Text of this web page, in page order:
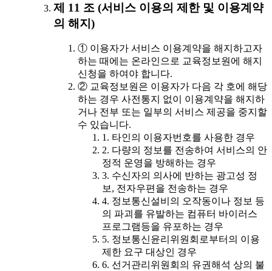
제 11 조 (서비스 이용의 제한 및 이용계약
의 해지)
① 이용자가 서비스 이용계약을 해지하고자
하는 때에는 온라인으로 교육정보원에 해지
신청을 하여야 합니다.
② 교육정보원은 이용자가 다음 각 호에 해당
하는 경우 사전통지 없이 이용계약을 해지하
거나 전부 또는 일부의 서비스 제공을 중지할
수 있습니다.
1. 타인의 이용자번호를 사용한 경우
2. 다량의 정보를 전송하여 서비스의 안
정적 운영을 방해하는 경우
3. 수신자의 의사에 반하는 광고성 정
보, 전자우편을 전송하는 경우
4. 정보통신설비의 오작동이나 정보 등
의 파괴를 유발하는 컴퓨터 바이러스
프로그램등을 유포하는 경우
5. 정보통신윤리위원회로부터의 이용
제한 요구 대상인 경우
6. 선거관리위원회의 유권해석 상의 불